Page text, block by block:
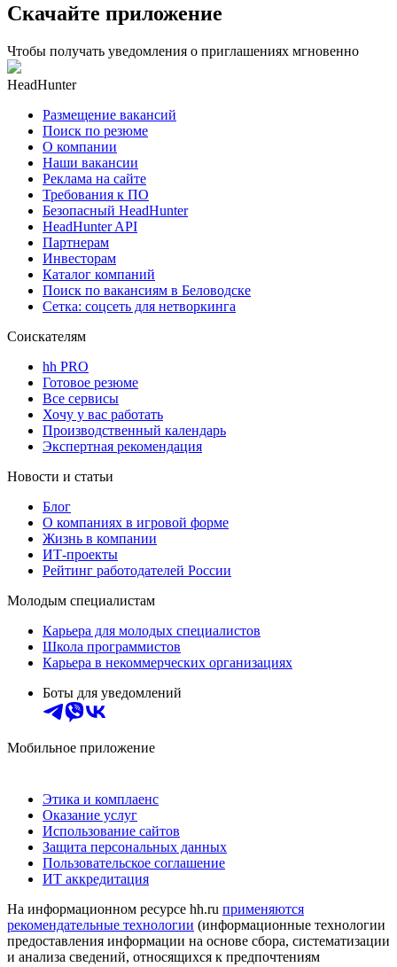
Скачайте приложение
Чтобы получать уведомления о приглашениях мгновенно
HeadHunter
Размещение вакансий
Поиск по резюме
О компании
Наши вакансии
Реклама на сайте
Требования к ПО
Безопасный HeadHunter
HeadHunter API
Партнерам
Инвесторам
Каталог компаний
Поиск по вакансиям в Беловодске
Сетка: соцсеть для нетворкинга
Соискателям
hh PRO
Готовое резюме
Все сервисы
Хочу у вас работать
Производственный календарь
Экспертная рекомендация
Новости и статьи
Блог
О компаниях в игровой форме
Жизнь в компании
ИТ-проекты
Рейтинг работодателей России
Молодым специалистам
Карьера для молодых специалистов
Школа программистов
Карьера в некоммерческих организациях
Боты для уведомлений
Мобильное приложение
Этика и комплаенс
Оказание услуг
Использование сайтов
Защита персональных данных
Пользовательское соглашение
ИТ аккредитация
На информационном ресурсе hh.ru применяются
рекомендательные технологии (информационные технологии
предоставления информации на основе сбора, систематизации
и анализа сведений, относящихся к предпочтениям